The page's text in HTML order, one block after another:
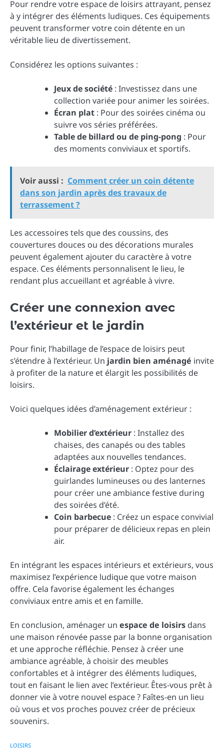
Pour rendre votre espace de loisirs attrayant, pensez
à y intégrer des éléments ludiques. Ces équipements
peuvent transformer votre coin détente en un
véritable lieu de divertissement.
Considérez les options suivantes :
Jeux de société : Investissez dans une
collection variée pour animer les soirées.
Écran plat : Pour des soirées cinéma ou
suivre vos séries préférées.
Table de billard ou de ping-pong : Pour
des moments conviviaux et sportifs.
Voir aussi : Comment créer un coin détente
dans son jardin après des travaux de
terrassement ?
Les accessoires tels que des coussins, des
couvertures douces ou des décorations murales
peuvent également ajouter du caractère à votre
espace. Ces éléments personnalisent le lieu, le
rendant plus accueillant et agréable à vivre.
Créer une connexion avec
l’extérieur et le jardin
Pour finir, l’habillage de l’espace de loisirs peut
s’étendre à l’extérieur. Un jardin bien aménagé invite
à profiter de la nature et élargit les possibilités de
loisirs.
Voici quelques idées d’aménagement extérieur :
Mobilier d’extérieur : Installez des
chaises, des canapés ou des tables
adaptées aux nouvelles tendances.
Éclairage extérieur : Optez pour des
guirlandes lumineuses ou des lanternes
pour créer une ambiance festive during
des soirées d’été.
Coin barbecue : Créez un espace convivial
pour préparer de délicieux repas en plein
air.
En intégrant les espaces intérieurs et extérieurs, vous
maximisez l’expérience ludique que votre maison
offre. Cela favorise également les échanges
conviviaux entre amis et en famille.
En conclusion, aménager un espace de loisirs dans
une maison rénovée passe par la bonne organisation
et une approche réfléchie. Pensez à créer une
ambiance agréable, à choisir des meubles
confortables et à intégrer des éléments ludiques,
tout en faisant le lien avec l’extérieur. Êtes-vous prêt à
donner vie à votre nouvel espace ? Faîtes-en un lieu
où vous et vos proches pouvez créer de précieux
souvenirs.
LOISIRS